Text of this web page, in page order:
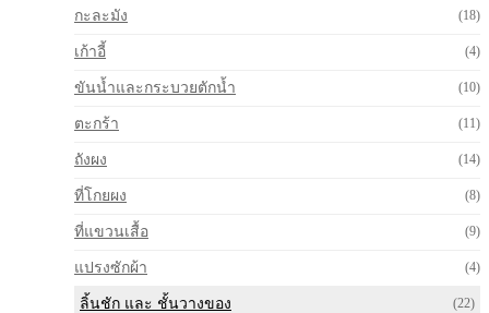
กะละมัง (18)
เก้าอี้ (4)
ขันน้ำและกระบวยตักน้ำ (10)
ตะกร้า (11)
ถังผง (14)
ที่โกยผง (8)
ที่แขวนเสื้อ (9)
แปรงซักผ้า (4)
ลิ้นชัก และ ชั้นวางของ (22)